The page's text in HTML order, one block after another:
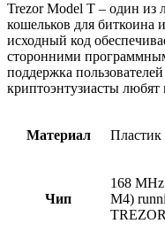
Trezor Model T – один из
кошельков для биткоина
исходный код
сторонними
поддержка
криптоэнтузиасты
Материал Пластик
Чип
168
M4)